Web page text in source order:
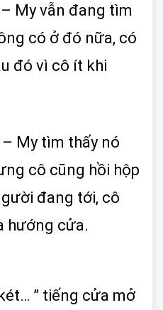
My vẫn đang tìm
có ở đó nữa, có
đó vì cô ít khi
My tìm thấy nó
cô cũng hồi hộp
đang tới, cô
hướng cửa.
” tiếng cửa mở